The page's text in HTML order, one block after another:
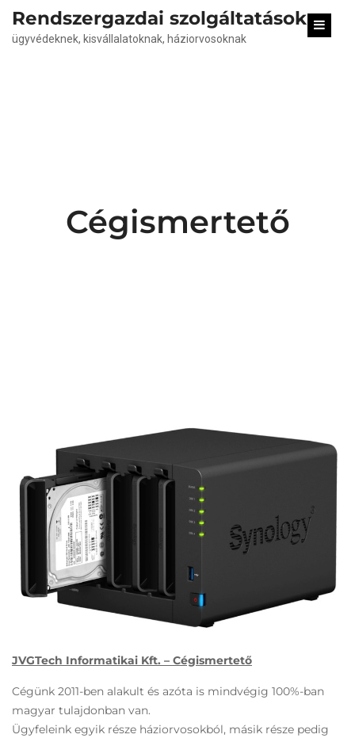
Rendszergazdai szolgáltatások
ügyvédeknek, kisvállalatoknak, háziorvosoknak
Cégismertető
JVGTech Informatikai Kft. – Cégismertető
Cégünk 2011-ben alakult és azóta is mindvégig 100%-ban
magyar tulajdonban van.
Ügyfeleink egyik része háziorvosokból, másik része pedig